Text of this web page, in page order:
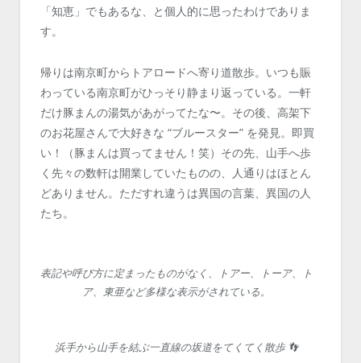
「知恵」でもあるな、と個人的に思ったわけでありま
す。
帰りは南京町からトアロードへ寄り道散歩。いつも賑
わっている南京町がひっそり静まり返っている。一軒
だけ豚まんの湯気があがってたな〜。その後、高架下
のお花屋さんで大好きな “ブルースター” を発見。即買
い！（豚まんは買ってません！笑）その先、山手へ歩
く先々の数軒は開業していたものの、人通りはほとん
どありません。ただすれ違うは異国の言葉、異国の人
たち。
表記や呼び方に定まったものがなく、トアー、トーア、ト
ア、東亜など多様な表示がされている。
浜手から山手を結ぶ一直線の坂道をてくてく散歩 👣